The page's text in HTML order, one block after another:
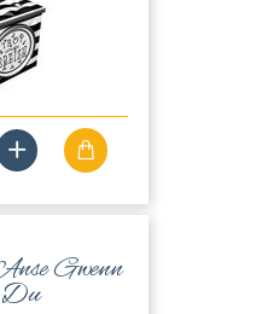
Gwenn